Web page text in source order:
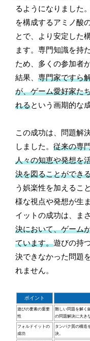
るようになりました
を構成するアミノ酸
とで、より安定した
ます。専門知識を持
ため、多くの参加者
結果、専門家ですら
が、ゲーム愛好家た
れるという画期的な
この成功は、問題解
しました。従来の専
人々の知恵や発想を
決を図ることができ
う娯楽性を加えるこ
様な視点や発想が生
イットの成功は、ま
決において、ゲーム
ています。遊びの持
決できなかった問題
れません。
ポイント
遊びの要素の重要
性
難しい問題を解く
の問題解決に大き
フォルドイットの
成功
タンパク質の構造
決。